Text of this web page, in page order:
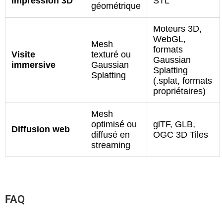
géométrique
Visite
immersive
Mesh
texturé ou
Gaussian
Splatting
Moteurs 3D,
WebGL,
formats
Gaussian
Splatting
(.splat, formats
propriétaires)
Diffusion web
Mesh
optimisé ou
diffusé en
streaming
glTF, GLB,
OGC 3D Tiles
FAQ